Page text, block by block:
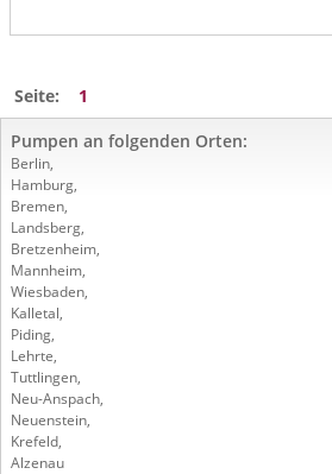
Seite:
1
Pumpen an folgenden Orten:
Berlin,
Hamburg,
Bremen,
Landsberg,
Bretzenheim,
Mannheim,
Wiesbaden,
Kalletal,
Piding,
Lehrte,
Tuttlingen,
Neu-Anspach,
Neuenstein,
Krefeld,
Alzenau